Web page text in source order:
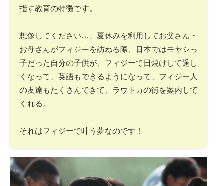
指す教育の特徴です。
想像してください…、夏休みを利用してお父さん・
お母さんがフィジーを訪ねる際、日本ではモヤシっ
子だった自分の子供が、フィジーで日焼けして逞し
くなって、英語もできるようになって、フィジー人
の友達もたくさんできて、ラウトカの街を案内して
くれる。
それはフィジーで叶う夢なのです！